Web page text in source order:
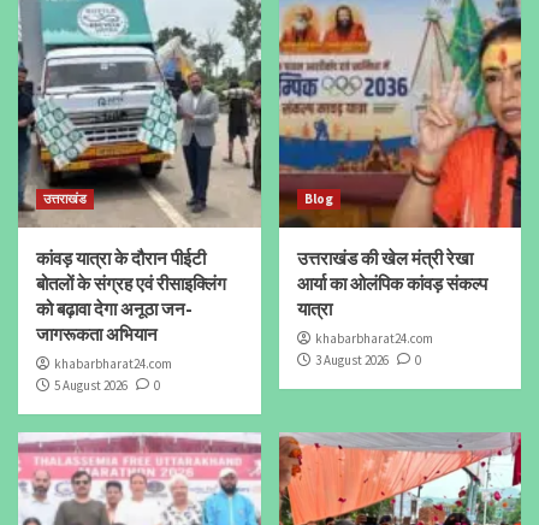
उत्तराखंड
कांवड़ यात्रा के दौरान पीईटी
बोतलों के संग्रह एवं रीसाइक्लिंग
को बढ़ावा देगा अनूठा जन-
जागरूकता अभियान
khabarbharat24.com
5 August 2026
0
Blog
उत्तराखंड की खेल मंत्री रेखा
आर्या का ओलंपिक कांवड़ संकल्प
यात्रा
khabarbharat24.com
3 August 2026
0